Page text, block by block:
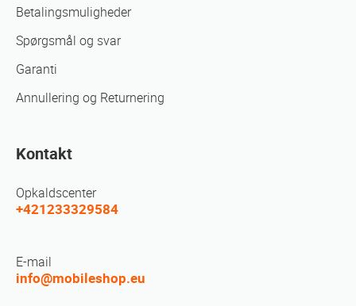
Betalingsmuligheder
Spørgsmål og svar
Garanti
Annullering og Returnering
Kontakt
Opkaldscenter
+421233329584
E-mail
info@mobileshop.eu